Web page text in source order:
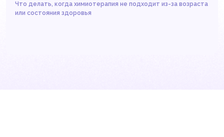
Что делать, когда химиотерапия не подходит из-за возраста
или состояния здоровья